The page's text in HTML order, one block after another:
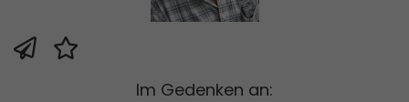
Im Gedenken an: